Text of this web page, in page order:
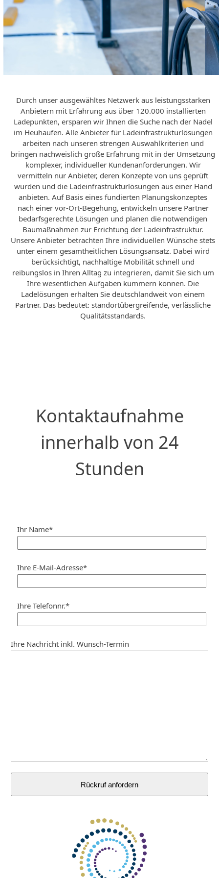
Durch unser ausgewähltes Netzwerk aus leistungsstarken
Anbietern mit Erfahrung aus über 120.000 installierten
Ladepunkten, ersparen wir Ihnen die Suche nach der Nadel
im Heuhaufen. Alle Anbieter für Ladeinfrastrukturlösungen
arbeiten nach unseren strengen Auswahlkriterien und
bringen nachweislich große Erfahrung mit in der Umsetzung
komplexer, individueller Kundenanforderungen. Wir
vermitteln nur Anbieter, deren Konzepte von uns geprüft
wurden und die Ladeinfrastrukturlösungen aus einer Hand
anbieten. Auf Basis eines fundierten Planungskonzeptes
nach einer vor-Ort-Begehung, entwickeln unsere Partner
bedarfsgerechte Lösungen und planen die notwendigen
Baumaßnahmen zur Errichtung der Ladeinfrastruktur.
Unsere Anbieter betrachten Ihre individuellen Wünsche stets
unter einem gesamtheitlichen Lösungsansatz. Dabei wird
berücksichtigt, nachhaltige Mobilität schnell und
reibungslos in Ihren Alltag zu integrieren, damit Sie sich um
Ihre wesentlichen Aufgaben kümmern können. Die
Ladelösungen erhalten Sie deutschlandweit von einem
Partner. Das bedeutet: standortübergreifende, verlässliche
Qualitätsstandards.
Kontaktaufnahme
innerhalb von 24
Stunden
Ihr Name*
Ihre E-Mail-Adresse*
Ihre Telefonnr.*
Ihre Nachricht inkl. Wunsch-Termin